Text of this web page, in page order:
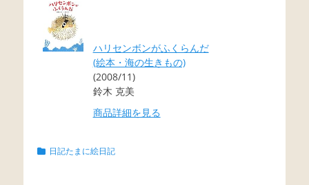
ハリセンボンがふくらんだ
(絵本・海の生きもの)
(2008/11)
鈴木 克美
商品詳細を見る
Categories
日記たまに絵日記